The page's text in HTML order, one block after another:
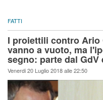
FATTI
I proiettili contro
vanno a vuoto, ma
segno: parte dal GdV
Venerdi 20 Luglio 2018 alle 22:50